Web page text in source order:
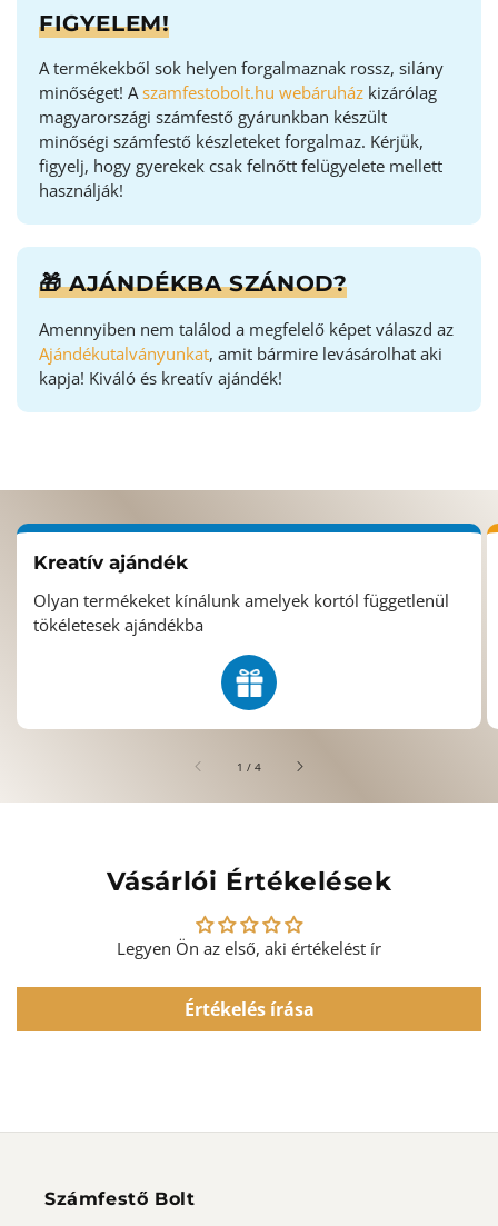
FIGYELEM!
A termékekből sok helyen forgalmaznak rossz, silány
minőséget! Aszamfestobolt.hu webáruház kizárólag
magyarországi számfestő gyárunkban készült
minőségi számfestő készleteket forgalmaz. Kérjük,
figyelj, hogy gyerekek csak felnőtt felügyelete mellett
használják!
🎁 AJÁNDÉKBA SZÁNOD?
Amennyiben nem találod a megfelelő képet válaszd az
Ajándékutalványunkat, amit bármire levásárolhat aki
kapja! Kiváló és kreatív ajándék!
Kreatív ajándék
Olyan termékeket kínálunk amelyek kortól függetlenül
tökéletesek ajándékba
1 / /4
Vásárlói Értékelések
Legyen Ön az első, aki értékelést ír
Értékelés írása
Számfestő Bolt